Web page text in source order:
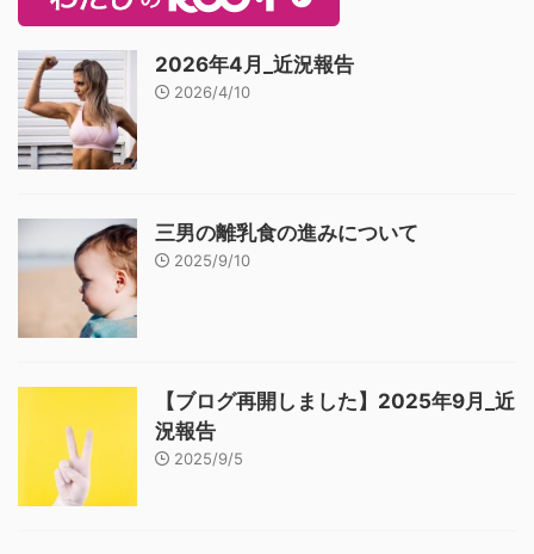
2026年4月_近況報告
2026/4/10
三男の離乳食の進みについて
2025/9/10
【ブログ再開しました】2025年9月_近
況報告
2025/9/5